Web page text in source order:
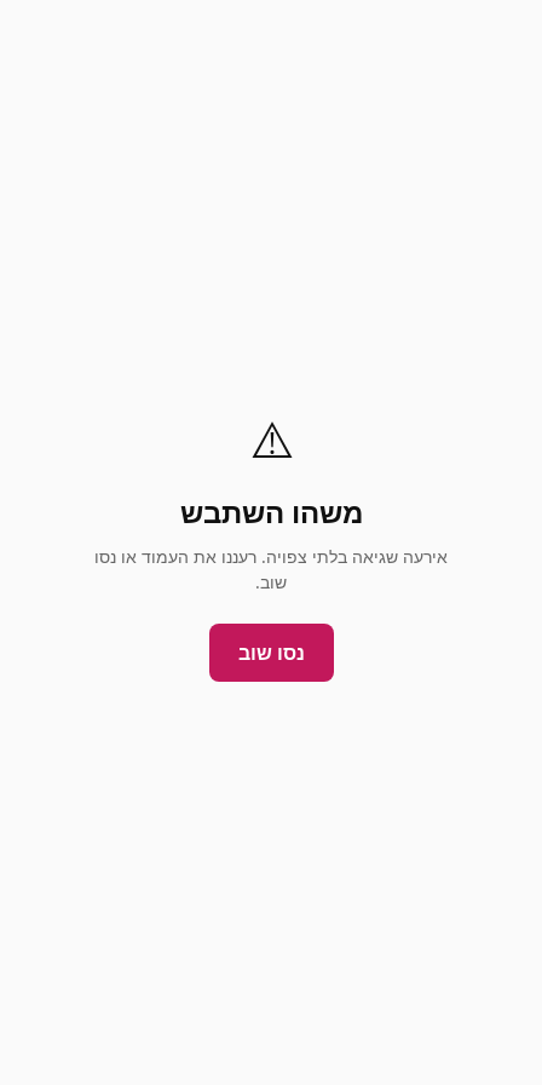
⚠️
משהו השתבש
אירעה שגיאה בלתי צפויה. רעננו את העמוד או נסו
שוב.
נסו שוב